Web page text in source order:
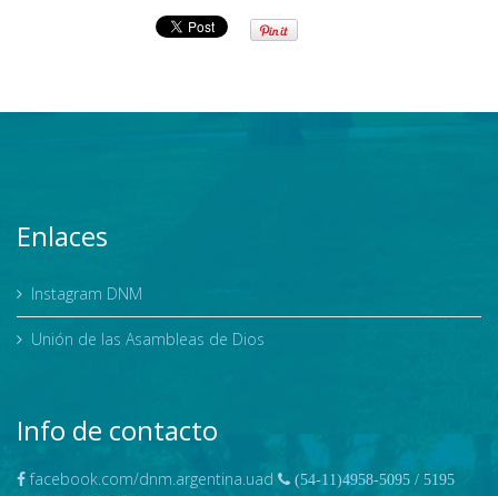
Enlaces
Instagram DNM
Unión de las Asambleas de Dios
Info de contacto
facebook.com/dnm.argentina.uad
(54-11)4958-5095 / 5195